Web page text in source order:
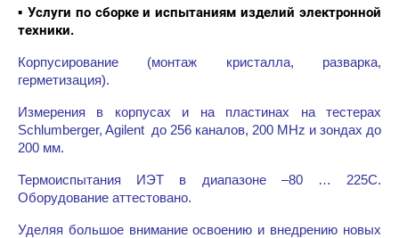
▪ Услуги по сборке и испытаниям изделий электронной
техники.
Корпусирование (монтаж кристалла, разварка,
герметизация).
Измерения в корпусах и на пластинах на тестерах
Schlumberger, Agilent до 256 каналов, 200 MHz и зондах до
200 мм.
Термоиспытания ИЭТ в диапазоне –80 … 225С.
Оборудование аттестовано.
Уделяя большое внимание освоению и внедрению новых